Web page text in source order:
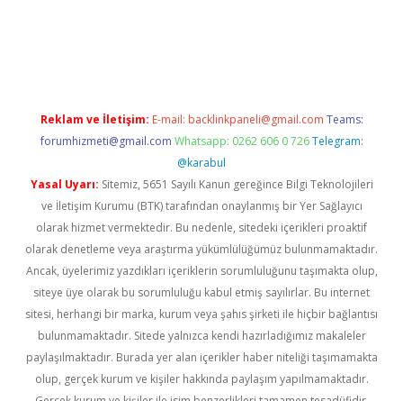
Reklam ve İletişim: E-mail: backlinkpaneli@gmail.com Teams:
forumhizmeti@gmail.com Whatsapp: 0262 606 0 726 Telegram:
@karabul
Yasal Uyarı: Sitemiz, 5651 Sayılı Kanun gereğince Bilgi Teknolojileri
ve İletişim Kurumu (BTK) tarafından onaylanmış bir Yer Sağlayıcı
olarak hizmet vermektedir. Bu nedenle, sitedeki içerikleri proaktif
olarak denetleme veya araştırma yükümlülüğümüz bulunmamaktadır.
Ancak, üyelerimiz yazdıkları içeriklerin sorumluluğunu taşımakta olup,
siteye üye olarak bu sorumluluğu kabul etmiş sayılırlar. Bu internet
sitesi, herhangi bir marka, kurum veya şahıs şirketi ile hiçbir bağlantısı
bulunmamaktadır. Sitede yalnızca kendi hazırladığımız makaleler
paylaşılmaktadır. Burada yer alan içerikler haber niteliği taşımamakta
olup, gerçek kurum ve kişiler hakkında paylaşım yapılmamaktadır.